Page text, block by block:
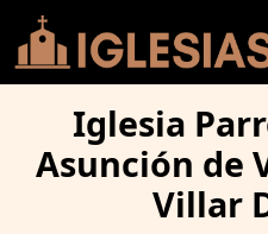
Iglesia
Asunción de
Villar